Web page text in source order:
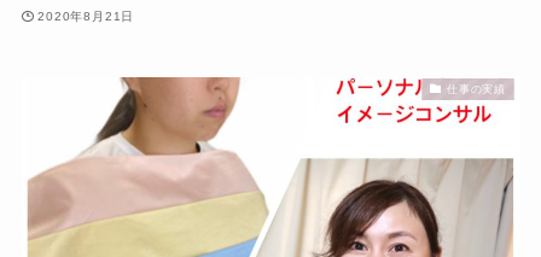
2020年8月21日
仕事の実績